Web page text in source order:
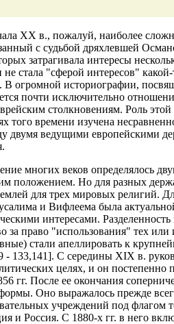
XX в., пожалуй, наиболее
с судьбой дряхлевшей
затрагивала интересы
стала "сферой интересов"
В огромной историографии,
почти исключительно
столкновениям. Роль
того времени изучена
двумя ведущими европейскими
многих веков определялось
положением. Но для разных
для трех мировых религий.
и Вифлеема была
интересами.
за право "использования" тех
стали апеллировать к
133,141]. С середины XIX в.
целях, и он
гг. После ее окончания
Оно выражалось прежде
учреждений под
и Россия. С 1880-х гг. в него